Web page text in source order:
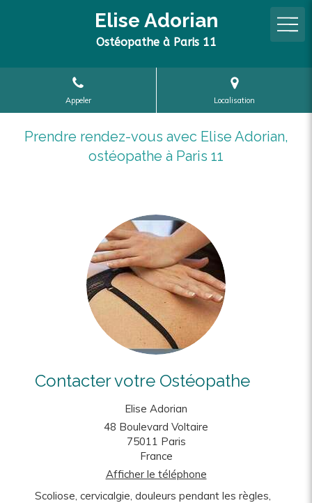
Elise Adorian
Ostéopathe à Paris 11
Appeler Localisation
Prendre rendez-vous avec Elise Adorian,
ostéopathe à Paris 11
Contacter votre Ostéopathe
Elise Adorian
48 Boulevard Voltaire
75011 Paris
France
Afficher le téléphone
Scoliose, cervicalgie, douleurs pendant les règles,